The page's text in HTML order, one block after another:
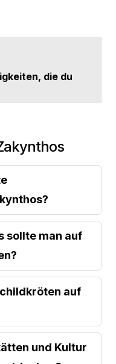
die du
sollte man auf
auf
und Kultur